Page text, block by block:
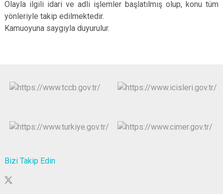
Olayla ilgili idari ve adli işlemler başlatılmış olup, konu tüm
yönleriyle takip edilmektedir.
Kamuoyuna saygıyla duyurulur.
Bizi Takip Edin